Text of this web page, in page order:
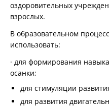
оздоровительных
взрослых.
В образовательном
использовать:
· для формирования
осанки;
для стимуляции
для развития